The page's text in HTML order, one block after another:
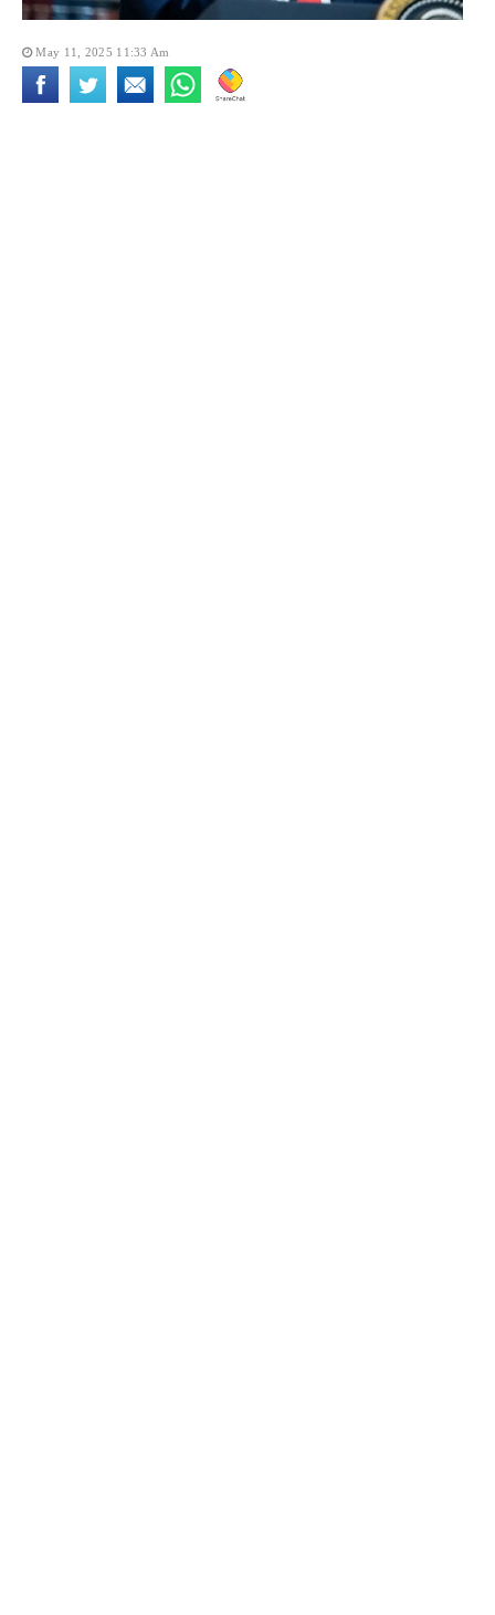
May 11, 2025 11:33 Am